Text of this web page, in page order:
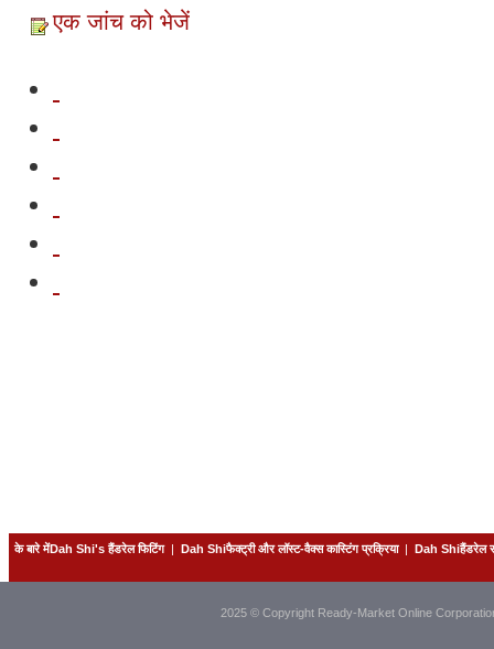
एक जांच को भेजें
के बारे मेंDah Shi's हैंडरेल फिटिंग| Dah Shiफैक्ट्री और लॉस्ट-वैक्स कास्टिंग प्रक्रिया| Dah Shiहैंडरेल
2025 © Copyright Ready-Market Online